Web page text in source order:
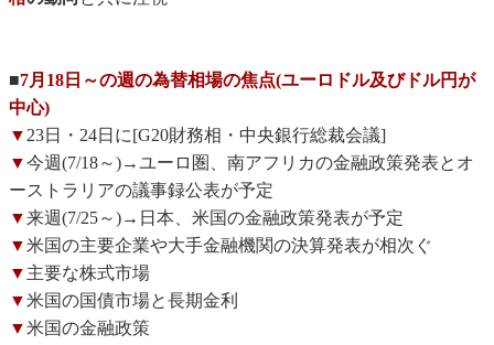
■7月18日～の週の為替相場の焦点(ユーロドル及びドル円が
中心)
▼23日・24日に[G20財務相・中央銀行総裁会議]
▼今週(7/18～)→ユーロ圏、南アフリカの金融政策発表とオ
ーストラリアの議事録公表が予定
▼来週(7/25～)→日本、米国の金融政策発表が予定
▼米国の主要企業や大手金融機関の決算発表が相次ぐ
▼ 主要な株式市場
▼米国の国債市場と長期金利
▼米国の金融政策